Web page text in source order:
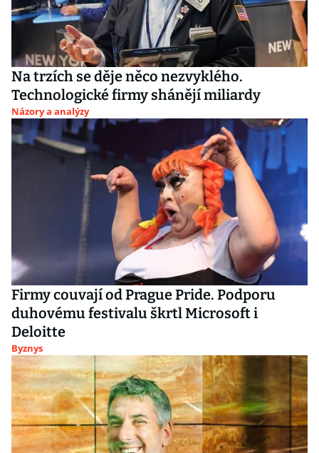
Na trzích se děje něco nezvyklého.
Technologické firmy shánějí miliardy
Názory a analýzy
Firmy couvají od Prague Pride. Podporu
duhovému festivalu škrtl Microsoft i
Deloitte
Byznys